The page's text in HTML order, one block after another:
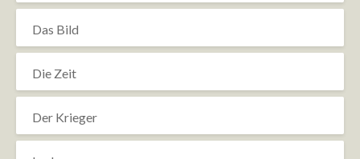
Das Bild
Die Zeit
Der Krieger